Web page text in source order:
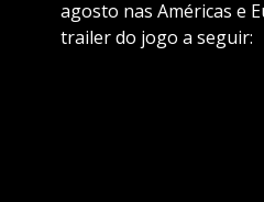
agosto nas Américas e
trailer do jogo a seguir: